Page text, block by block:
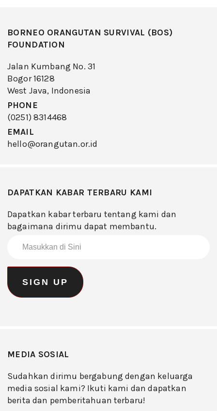
BORNEO ORANGUTAN SURVIVAL (BOS)
FOUNDATION
Jalan Kumbang No. 31
Bogor 16128
West Java, Indonesia
PHONE
(0251) 8314468
EMAIL
hello@orangutan.or.id
DAPATKAN KABAR TERBARU KAMI
Dapatkan kabar terbaru tentang kami dan
bagaimana dirimu dapat membantu.
MEDIA SOSIAL
Sudahkan dirimu bergabung dengan keluarga
media sosial kami? Ikuti kami dan dapatkan
berita dan pemberitahuan terbaru!